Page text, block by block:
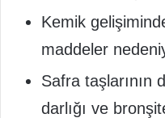
Kemik
maddeler
Safra taşlarının
darlığı ve